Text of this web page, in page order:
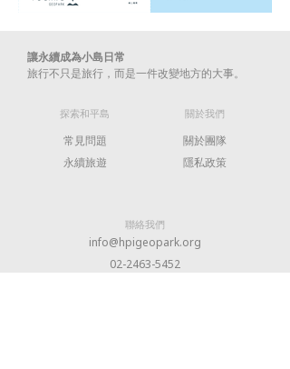
讓永續成為小島日常
旅行不只是旅行，而是一件改變地方的大事。​
​探索和平島
常見問題
​永續旅遊
​關於我們
關於團隊
​隱私政策
​聯絡我們
info@hpigeopark.org
02-2463-5452